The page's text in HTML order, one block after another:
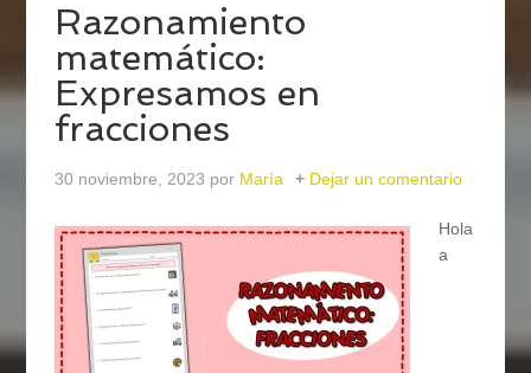
Razonamiento
matemático:
Expresamos en
fracciones
30 noviembre, 2023 por María Dejar un comentario
Hola
a